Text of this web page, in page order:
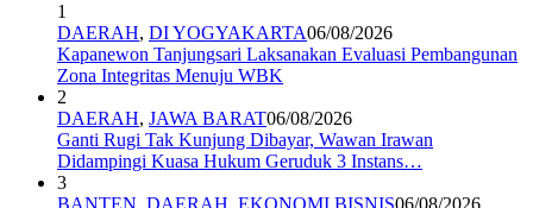
1
DAERAH, DI YOGYAKARTA06/08/2026
Kapanewon Tanjungsari Laksanakan Evaluasi Pembangunan
Zona Integritas Menuju WBK
2
DAERAH, JAWA BARAT06/08/2026
Ganti Rugi Tak Kunjung Dibayar, Wawan Irawan
Didampingi Kuasa Hukum Geruduk 3 Instans…
3